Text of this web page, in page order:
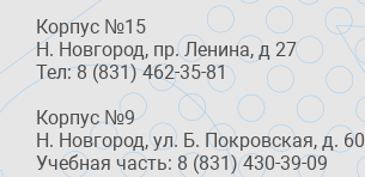
Корпус №15
Н. Новгород, пр. Ленина, д 27
Тел: 8 (831) 462-35-81
Корпус №9
Н. Новгород, ул. Б. Покровская, д. 60
Учебная часть: 8 (831) 430-39-09